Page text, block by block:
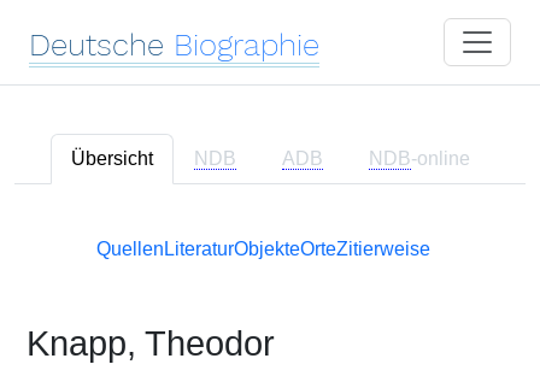
Deutsche Biographie
Übersicht NDB ADB NDB-online
Quellen LiteraturObjekteOrteZitierweise
Knapp, Theodor